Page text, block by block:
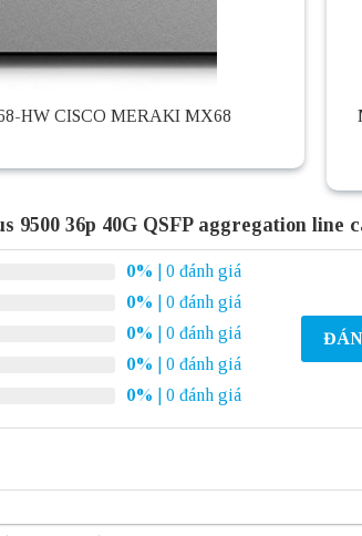
HW CISCO MERAKI MX68
9500 36p 40G QSFP aggregation line
0%
| 0 đánh giá
0%
| 0 đánh giá
0%
| 0 đánh giá
0%
| 0 đánh giá
0% | 0 đánh giá